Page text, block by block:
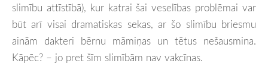
slimību attīstībā), kur katrai šai veselības problēmai var
būt arī visai dramatiskas sekas, ar šo slimību briesmu
ainām dakteri bērnu māmiņas un tētus nešausmina.
Kāpēc? – jo pret šīm slimībām nav vakcīnas.